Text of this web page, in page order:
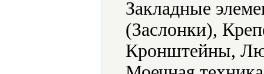
Закладные
(Заслонки),
Кронштейны,